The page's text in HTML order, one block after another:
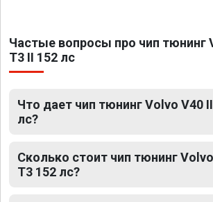
Частые вопросы про чип тюнинг
T3 II 152 лс
Что дает чип тюнинг Volvo V40
лс?
Сколько стоит чип тюнинг
T3 152 лс?